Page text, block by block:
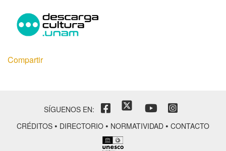
Compartir
SÍGUENOS EN:
CRÉDITOS • DIRECTORIO • NORMATIVIDAD • CONTACTO